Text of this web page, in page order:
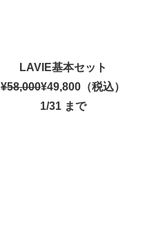
LAVIE基本セット
¥58,000¥49,800 （税込）
1/31 まで